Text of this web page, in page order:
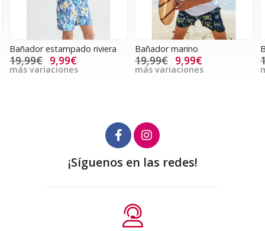
Bañador estampado riviera
19,99€ 9,99€
más variaciones
Bañador marino
19,99€ 9,99€
más variaciones
¡Síguenos en las redes!